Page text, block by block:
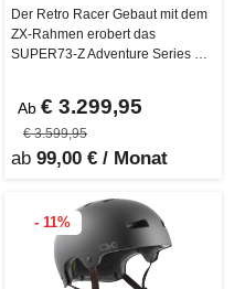
Der Retro Racer Gebaut mit dem
ZX-Rahmen erobert das
SUPER73-Z Adventure Series mit
Ab € 3.299,95
€ 3.599,95
ab 99,00 € / Monat
- 11%